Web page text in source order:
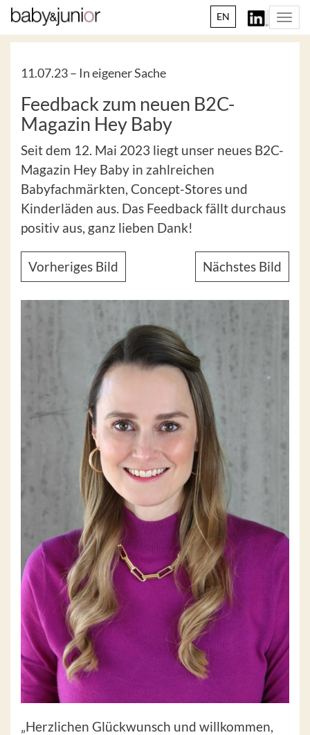
EN
11.07.23 – In eigener Sache
Feedback zum neuen B2C-
Magazin Hey Baby
Seit dem 12. Mai 2023 liegt unser neues B2C-
Magazin Hey Baby in zahlreichen
Babyfachmärkten, Concept-Stores und
Kinderläden aus. Das Feedback fällt durchaus
positiv aus, ganz lieben Dank!
Vorheriges Bild Nächstes Bild
„Herzlichen Glückwunsch und willkommen,